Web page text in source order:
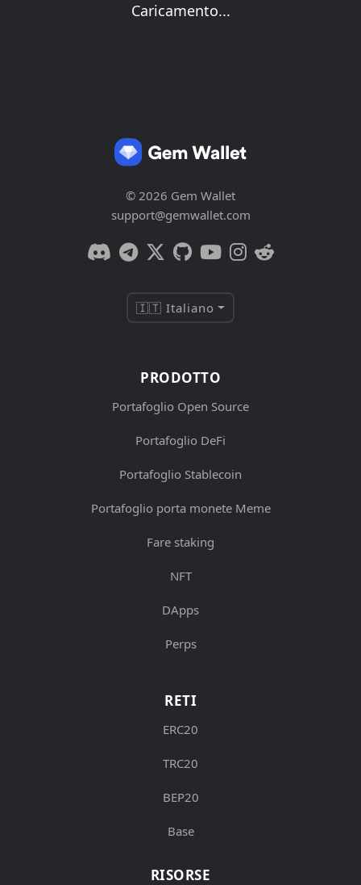
Caricamento...
© 2026 Gem Wallet
support@gemwallet.com
🇮🇹 Italiano
PRODOTTO
Portafoglio Open Source
Portafoglio DeFi
Portafoglio Stablecoin
Portafoglio porta monete Meme
Fare staking
NFT
DApps
Perps
RETI
ERC20
TRC20
BEP20
Base
RISORSE